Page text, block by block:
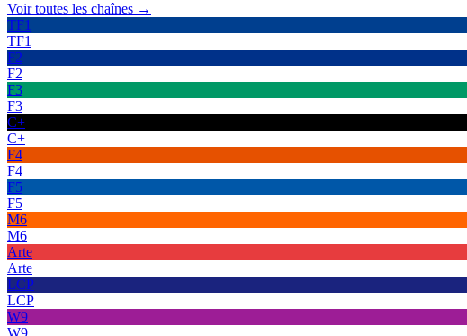
Voir toutes les chaînes →
TF1
TF1
F2
F2
F3
F3
C+
C+
F4
F4
F5
F5
M6
M6
Arte
Arte
LCP
LCP
W9